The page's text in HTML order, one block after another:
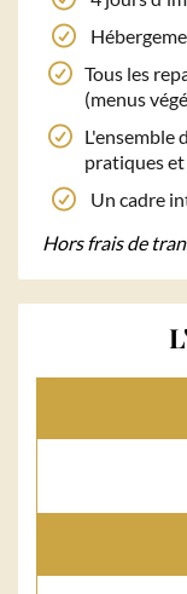
Tous les
(menus
L'ensemble
pratiques
Un cadre
Hors frais de